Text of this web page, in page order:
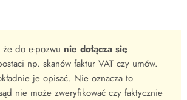
do e-pozwu nie dołącza się
np. skanów faktur VAT czy umów.
je opisać. Nie oznacza to
nie może zweryfikować czy faktycznie